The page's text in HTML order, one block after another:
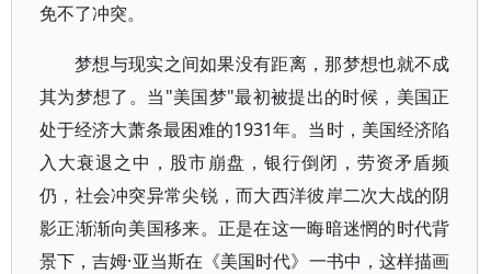
免不了冲突。
梦想与现实之间如果没有距离，那梦想也就不成
其为梦想了。当"美国梦"最初被提出的时候，美国正
处于经济大萧条最困难的1931年。当时，美国经济陷
入大衰退之中，股市崩盘，银行倒闭，劳资矛盾频
仍，社会冲突异常尖锐，而大西洋彼岸二次大战的阴
影正渐渐向美国移来。正是在这一晦暗迷惘的时代背
景下，吉姆·亚当斯在《美国时代》一书中，这样描画